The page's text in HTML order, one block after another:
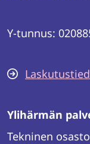
Y-tunnus:
Ylihärmän
Tekninen osasto